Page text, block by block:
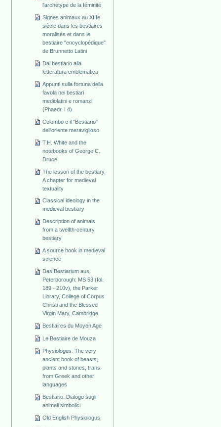
l'archétype de la féminité
Signes animaux au XIIIe
siècle dans les bestiaires
moralisés et dans le
bestiaire "encyclopédique"
de Brunnetto Latini
Dal bestiario alla
letteratura emblematica
Appunti sulla fortuna della
favola nei bestiari
mediolatini e romanzi
(Phaedr. I 4)
Colombo e il "Bestiario"
dell'oriente meraviglioso
T.H. White and the
notebooks of George C.
Druce
The lesson of the bestiary.
A chapter for medieval
textuality
Classical ideology in the
medieval bestiary
Description of animals
from a twelfth-century
bestiary
A source book in medieval
science
Das Bestiarium aus
Peterborough: MS 53 (fol.
189 - 210v), the Parker
Library, College of Corpus
Christi and the Blessed
Virgin Mary, Cambridge
Bestiaires du Moyen Age
Le Bestiaire de Mouza
Physiologus. The very
ancient book of beasts,
plants and stones, trans.
from Greek and other
languages
Bestiario. Dialogo sugli
animali simbolici
Old English Physiologus